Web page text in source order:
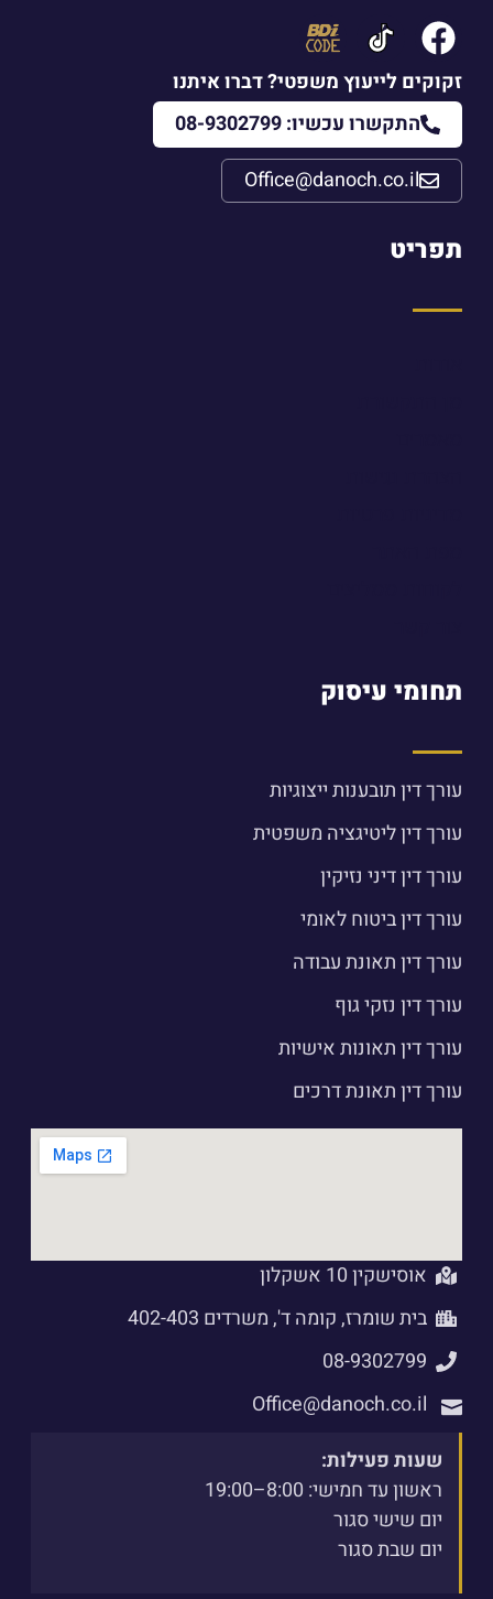
זקוקים לייעוץ משפטי? דברו איתנו
התקשרו עכשיו: 08-9302799
Office@danoch.co.il
תפריט
תחומי עיסוק
עורך דין תובענות ייצוגיות
עורך דין ליטיגציה משפטית
עורך דין דיני נזיקין
עורך דין ביטוח לאומי
עורך דין תאונת עבודה
עורך דין נזקי גוף
עורך דין תאונות אישיות
עורך דין תאונת דרכים
אוסישקין 10 אשקלון
בית שומרז, קומה ד', משרדים 402-403
08-9302799
Office@danoch.co.il
שעות פעילות:
ראשון עד חמישי: 8:00–19:00
יום שישי סגור
יום שבת סגור